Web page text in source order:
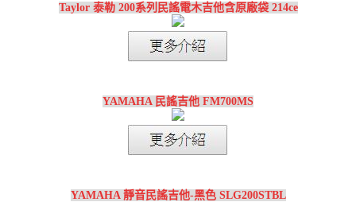
Taylor 泰勒 200系列民謠電木吉他含原廠袋 214ce
YAMAHA 民謠吉他 FM700MS
YAMAHA 靜音民謠吉他-黑色 SLG200STBL